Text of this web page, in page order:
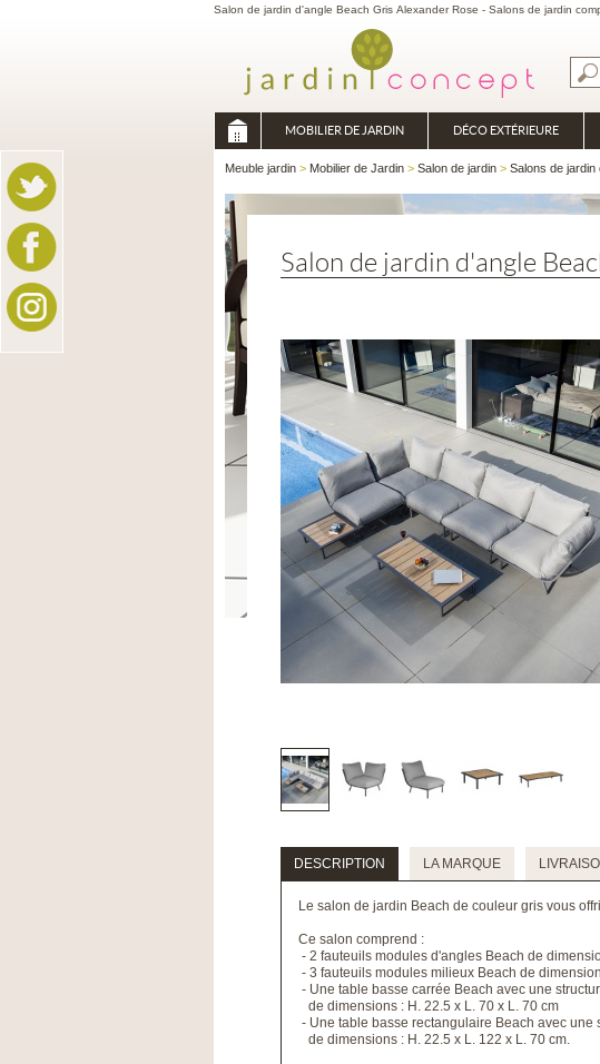
Salon de jardin d'angle Beach Gris Alexander Rose - Salons de jardin
MOBILIER DE JARDIN DÉCO EXTÉRIEURE
Meuble jardin > Mobilier de Jardin > Salon de jardin > Salons de jardin
Salon de jardin d'angle
DESCRIPTION LA MARQUE
Le salon de jardin Beach de couleur gris vous
Ce salon comprend :
- 2 fauteuils modules d'angles Beach de
- 3 fauteuils modules milieux Beach de
- Une table basse carrée Beach avec une
de dimensions : H. 22.5 x L. 70 x L. 70 cm
- Une table basse rectangulaire Beach avec
de dimensions : H. 22.5 x L. 122 x L. 70 cm.